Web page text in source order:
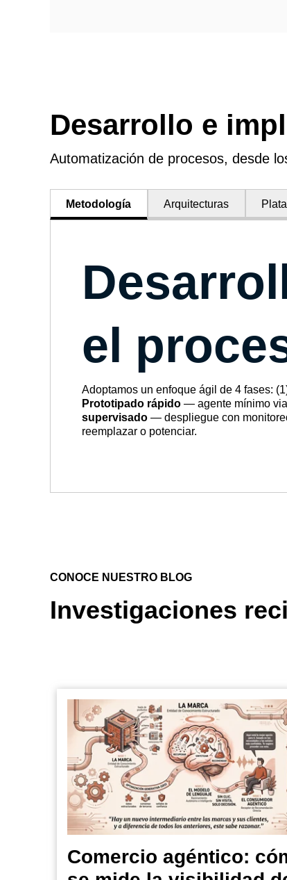
Desarrollo e
Automatización de procesos, desde
Metodología Arquitecturas
el
Adoptamos un enfoque ágil de 4 fases:
Prototipado rápido — agente mínimo
supervisado — despliegue con
reemplazar o potenciar.
CONOCE NUESTRO BLOG
Investigaciones
Comercio agéntico: